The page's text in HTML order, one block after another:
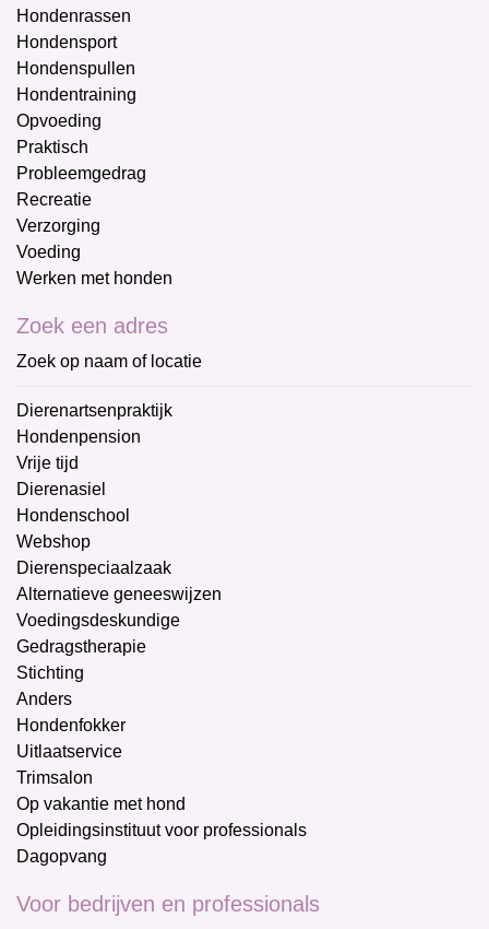
Hondenrassen
Hondensport
Hondenspullen
Hondentraining
Opvoeding
Praktisch
Probleemgedrag
Recreatie
Verzorging
Voeding
Werken met honden
Zoek een adres
Zoek op naam of locatie
Dierenartsenpraktijk
Hondenpension
Vrije tijd
Dierenasiel
Hondenschool
Webshop
Dierenspeciaalzaak
Alternatieve geneeswijzen
Voedingsdeskundige
Gedragstherapie
Stichting
Anders
Hondenfokker
Uitlaatservice
Trimsalon
Op vakantie met hond
Opleidingsinstituut voor professionals
Dagopvang
Voor bedrijven en professionals